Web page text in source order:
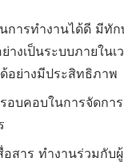
การทำงานได้ดี มีทั
างเป็นระบบภายใน
อย่างมีประสิทธิภาพ
อบคอบในการจัดกา
สาร ทำงานร่วมกับ